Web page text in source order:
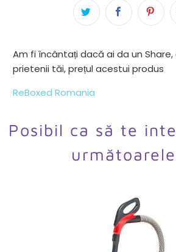
Am fi încântați dacă ai da un
prietenii tăi, prețul acestui produs
ReBoxed Romania
Posibil ca să te